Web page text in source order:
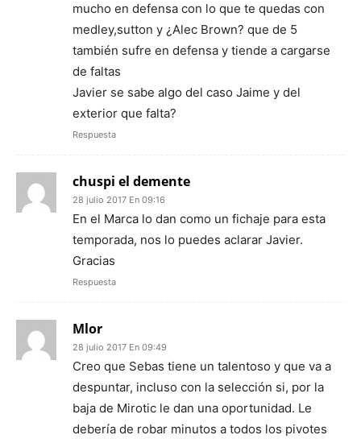
mucho en defensa con lo que te quedas con
medley,sutton y ¿Alec Brown? que de 5
también sufre en defensa y tiende a cargarse
de faltas
Javier se sabe algo del caso Jaime y del
exterior que falta?
Respuesta
chuspi el demente
28 julio 2017 En 09:16
En el Marca lo dan como un fichaje para esta
temporada, nos lo puedes aclarar Javier.
Gracias
Respuesta
Mlor
28 julio 2017 En 09:49
Creo que Sebas tiene un talentoso y que va a
despuntar, incluso con la selección si, por la
baja de Mirotic le dan una oportunidad. Le
debería de robar minutos a todos los pivotes